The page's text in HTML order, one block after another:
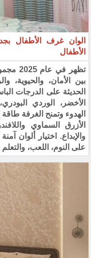
الأطفال
تظهر
بين الأمان، والحيوية،
الحديثة على الدرجات
الأخضر، الوردي
الهدوء وتمنح الغرفة
الأزرق السماوي
والإبداع. اختيار ألوان
على النوم، اللعب،